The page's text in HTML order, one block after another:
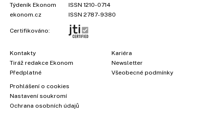
Týdeník Ekonom
ISSN 1210-0714
ekonom.cz
ISSN 2787-9380
Certifikováno:
Kontakty
Tiráž redakce Ekonom
Předplatné
Kariéra
Newsletter
Všeobecné podmínky
Prohlášení o cookies
Nastavení soukromí
Ochrana osobních údajů